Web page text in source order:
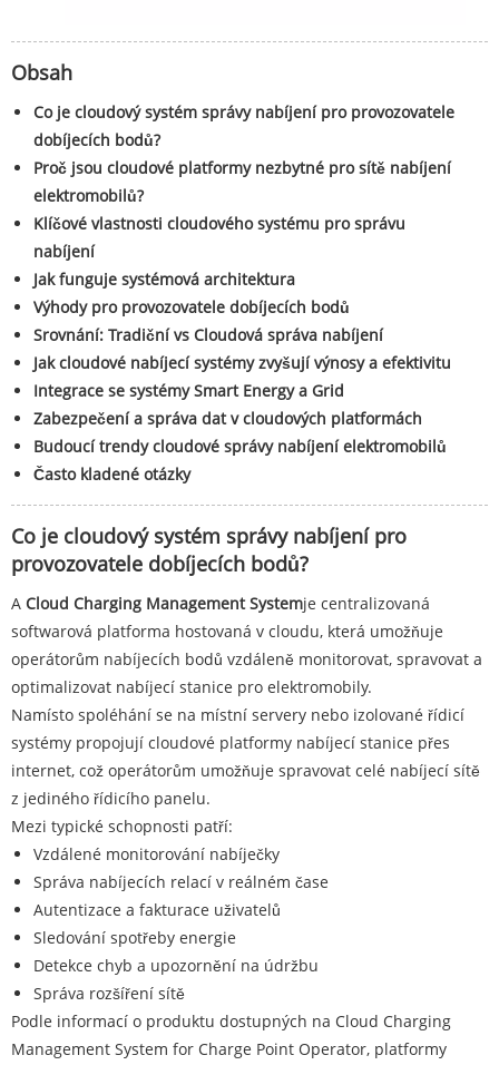
Obsah
Co je cloudový systém správy nabíjení pro provozovatele
dobíjecích bodů?
Proč jsou cloudové platformy nezbytné pro sítě nabíjení
elektromobilů?
Klíčové vlastnosti cloudového systému pro správu
nabíjení
Jak funguje systémová architektura
Výhody pro provozovatele dobíjecích bodů
Srovnání: Tradiční vs Cloudová správa nabíjení
Jak cloudové nabíjecí systémy zvyšují výnosy a efektivitu
Integrace se systémy Smart Energy a Grid
Zabezpečení a správa dat v cloudových platformách
Budoucí trendy cloudové správy nabíjení elektromobilů
Často kladené otázky
Co je cloudový systém správy nabíjení pro
provozovatele dobíjecích bodů?
A Cloud Charging Management Systemje centralizovaná
softwarová platforma hostovaná v cloudu, která umožňuje
operátorům nabíjecích bodů vzdáleně monitorovat, spravovat a
optimalizovat nabíjecí stanice pro elektromobily.
Namísto spoléhání se na místní servery nebo izolované řídicí
systémy propojují cloudové platformy nabíjecí stanice přes
internet, což operátorům umožňuje spravovat celé nabíjecí sítě
z jediného řídicího panelu.
Mezi typické schopnosti patří:
Vzdálené monitorování nabíječky
Správa nabíjecích relací v reálném čase
Autentizace a fakturace uživatelů
Sledování spotřeby energie
Detekce chyb a upozornění na údržbu
Správa rozšíření sítě
Podle informací o produktu dostupných na Cloud Charging
Management System for Charge Point Operator, platformy